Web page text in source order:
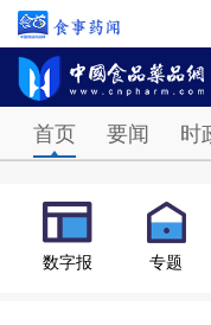
首页 要闻 时
数字报 专题